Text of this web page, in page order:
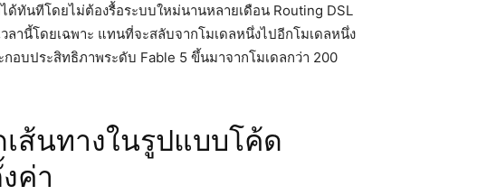
ด้ทันทีโดยไม่ต้องรื้อระบบใหม่นานหลายเดือน Routing DSL
ลานี้โดยเฉพาะ แทนที่จะสลับจากโมเดลหนึ่งไปอีกโมเดลหนึ่ง
อบประสิทธิภาพระดับ Fable 5 ขึ้นมาจากโมเดลกว่า 200
ส้นทางในรูปแบบโค้ด
ค่า